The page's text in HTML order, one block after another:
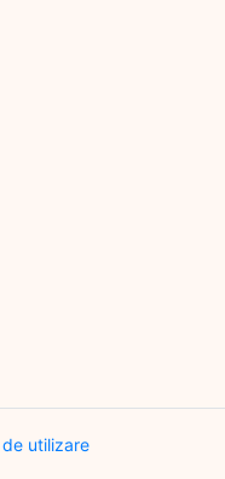
utilizare